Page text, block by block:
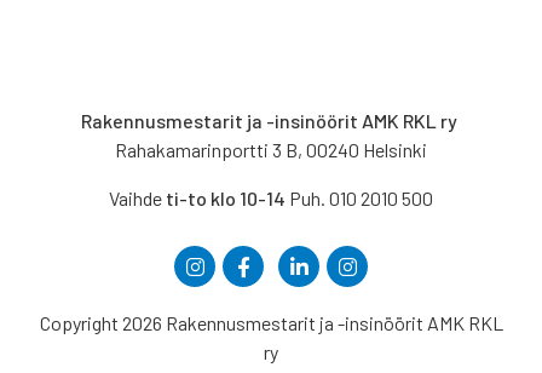
Rakennusmestarit ja -insinöörit AMK RKL ry
Rahakamarinportti 3 B, 00240 Helsinki
Vaihde ti-to klo 10-14 Puh. 010 2010 500
Copyright 2026 Rakennusmestarit ja -insinöörit AMK RKL
ry